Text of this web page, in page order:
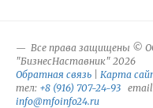
Все права защищены ©
"БизнесНаставник" 2026
Обратная связь
Карта
тел: +8 (916) 707-24-93
info@mfoinfo24.ru